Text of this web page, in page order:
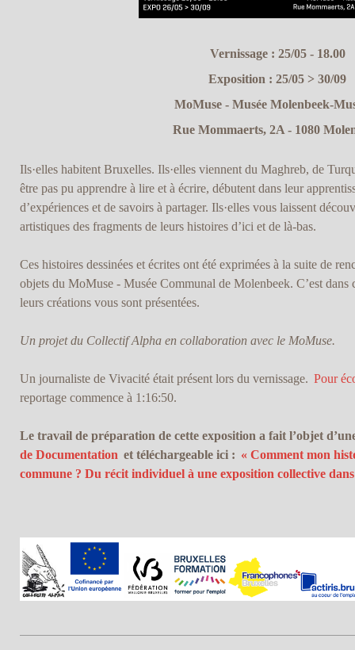
Vernissage : 25/05 - 18.00
Exposition : 25/05 > 30/09
MoMuse - Musée Molenbeek-
Rue Mommaerts, 2A - 1080
Ils·elles habitent Bruxelles. Ils·elles viennent du Maghreb, de
être pas pu apprendre à lire et à écrire, débutent dans leur
d’expériences et de savoirs à partager. Ils·elles vous laissent
artistiques des fragments de leurs histoires d’ici et de là-bas.
Ces histoires dessinées et écrites ont été exprimées à la suite de
objets du MoMuse - Musée Communal de Molenbeek. C’est dans
leurs créations vous sont présentées.
Un projet du Collectif Alpha en collaboration avec le MoMuse.
Un journaliste de Vivacité était présent lors du vernissage. Pour
reportage commence à 1:16:50.
Le travail de préparation de cette exposition a fait l’objet
de Documentation et téléchargeable ici : « Comment mon
commune ? Du récit individuel à une exposition collective